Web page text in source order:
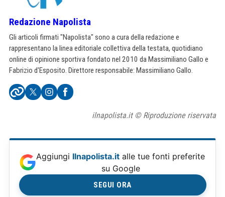
Redazione Napolista
Gli articoli firmati "Napolista" sono a cura della redazione e
rappresentano la linea editoriale collettiva della testata, quotidiano
online di opinione sportiva fondato nel 2010 da Massimiliano Gallo e
Fabrizio d'Esposito. Direttore responsabile: Massimiliano Gallo.
ilnapolista.it © Riproduzione riservata
Aggiungi Ilnapolista.it alle tue fonti preferite
su Google
SEGUI ORA